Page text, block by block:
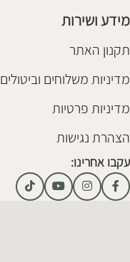
מידע ושירות
תקנון האתר
מדיניות משלוחים וביטולים
מדיניות פרטיות
הצהרת נגישות
עקבו אחרינו: